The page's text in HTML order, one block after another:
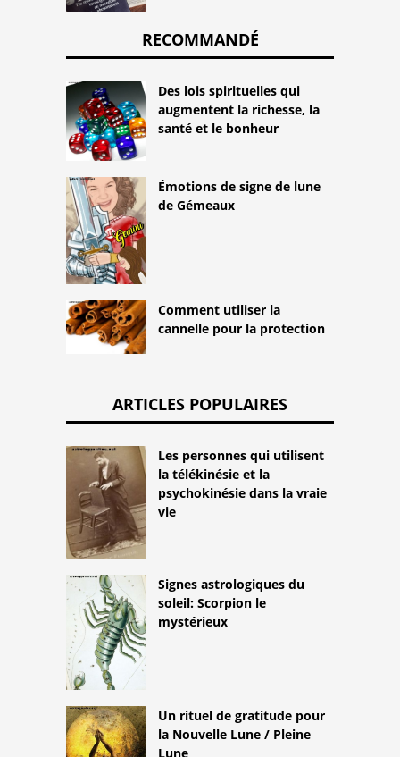
RECOMMANDÉ
Des lois spirituelles qui
augmentent la richesse, la
santé et le bonheur
Émotions de signe de lune
de Gémeaux
Comment utiliser la
cannelle pour la protection
ARTICLES POPULAIRES
Les personnes qui utilisent
la télékinésie et la
psychokinésie dans la vraie
vie
Signes astrologiques du
soleil: Scorpion le
mystérieux
Un rituel de gratitude pour
la Nouvelle Lune / Pleine
Lune